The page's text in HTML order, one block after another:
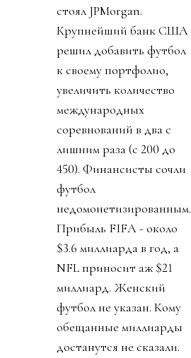
стоял JPMorgan.
Крупнейший банк США
решил добавить футбол
к своему портфолио,
увеличить количество
международных
соревнований в два с
лишним раза (с 200 до
450). Финансисты сочли
футбол
недомонетизированным.
Прибыль FIFA - около
$3.6 миллиарда в год, а
NFL приносит аж $21
миллиард. Женский
футбол не указан. Кому
обещанные миллиарды
достанутся не сказали.